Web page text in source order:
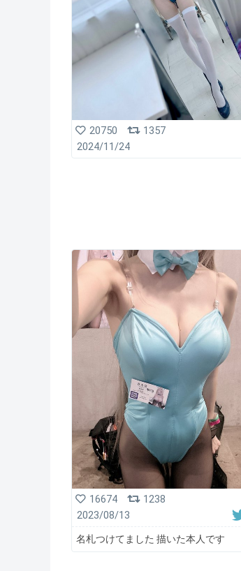
20750
1357
2024/11/24
16674
1238
2023/08/13
名札つけてました 描いた本人です